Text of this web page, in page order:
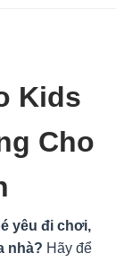
Kids
Cho
yêu đi chơi,
nhà? Hãy để